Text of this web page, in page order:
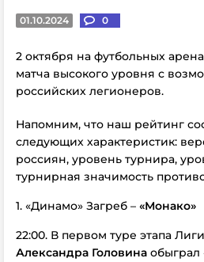
01.10.2024 0
2 октября на футбольных
матча высокого уровня с
российских легионеров.
Напомним, что наш рейтинг
следующих характеристик:
россиян, уровень турнира,
турнирная значимость
1. «Динамо» Загреб – «Монако»
22:00. В первом туре этапа
Александра Головина обыграл